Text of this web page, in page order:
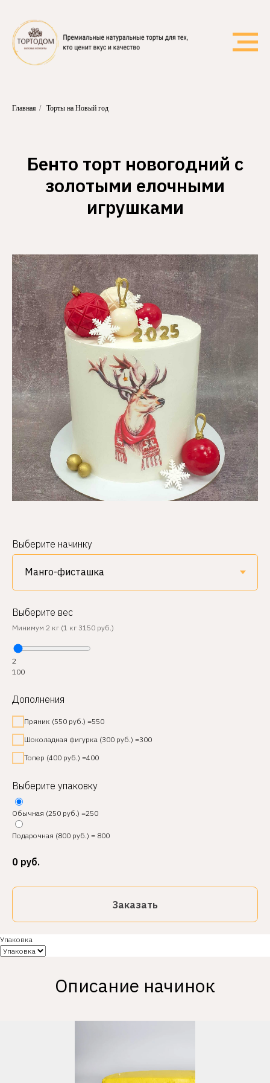
Главная / Торты на Новый год
Бенто торт новогодний с
золотыми елочными
игрушками
Выберите начинку
Выберите вес
Минимум 2 кг (1 кг 3150 руб.)
2
100
Дополнения
Пряник (550 руб.) =550
Шоколадная фигурка (300 руб.) =300
Топер (400 руб.) =400
Выберите упаковку
Обычная (250 руб.) =250
Подарочная (800 руб.) = 800
0 руб.
Заказать
Упаковка
Описание начинок